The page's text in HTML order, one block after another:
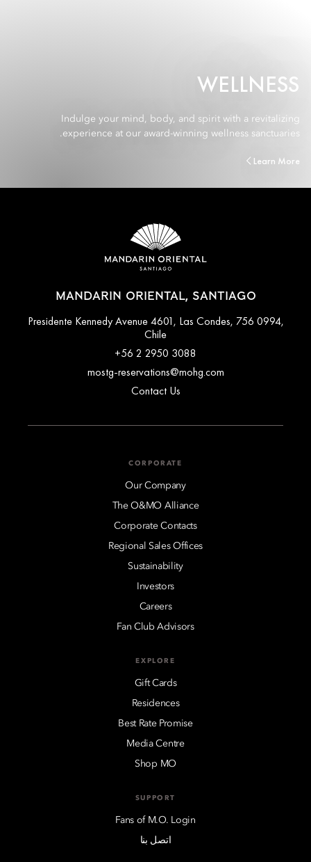
WELLNESS
Indulge your mind, body, and spirit with a revitalizing
experience at our award-winning wellness sanctuaries.
Learn More
MANDARIN ORIENTAL, SANTIAGO
Presidente Kennedy Avenue 4601, Las Condes, 756 0994,
Chile
+56 2 2950 3088
mostg-reservations@mohg.com
Contact Us
CORPORATE
Our Company
The O&MO Alliance
Corporate Contacts
Regional Sales Offices
Sustainability
Investors
Careers
Fan Club Advisors
EXPLORE
Gift Cards
Residences
Best Rate Promise
Media Centre
Shop MO
SUPPORT
Fans of M.O. Login
اتصل بنا